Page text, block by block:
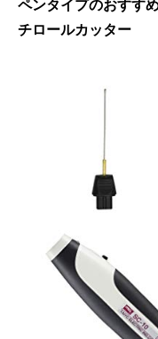
チロールカッター